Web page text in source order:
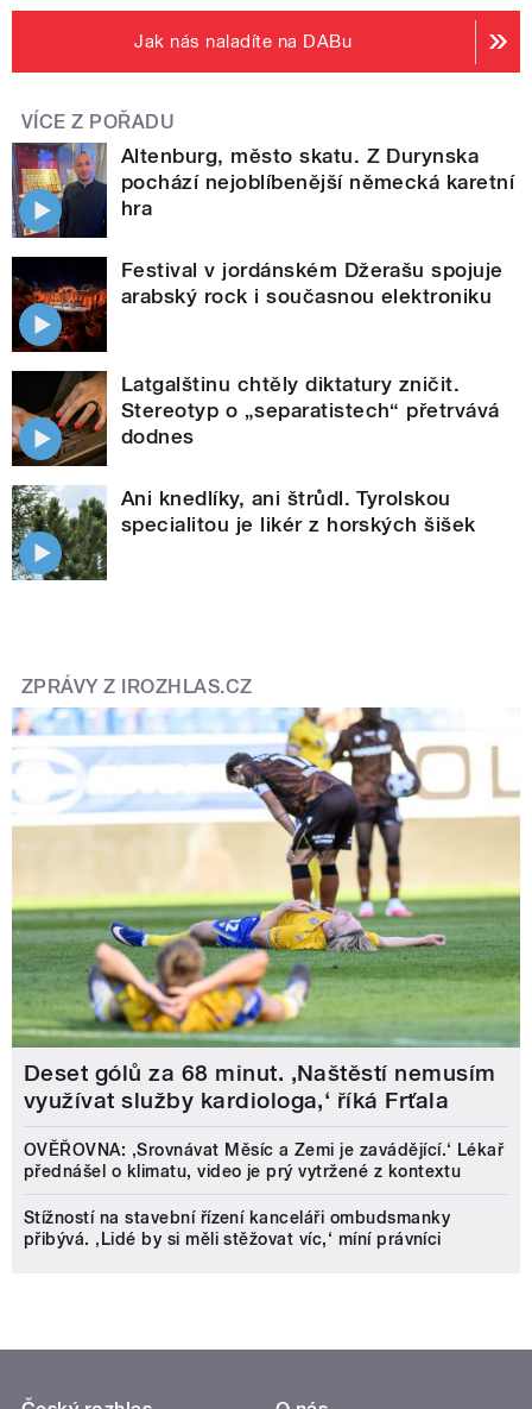
Jak nás naladíte na DABu
VÍCE Z POŘADU
Altenburg, město skatu. Z Durynska
pochází nejoblíbenější německá karetní
hra
Festival v jordánském Džerašu spojuje
arabský rock i současnou elektroniku
Latgalštinu chtěly diktatury zničit.
Stereotyp o „separatistech“ přetrvává
dodnes
Ani knedlíky, ani štrůdl. Tyrolskou
specialitou je likér z horských šišek
ZPRÁVY Z IROZHLAS.CZ
Deset gólů za 68 minut. ,Naštěstí nemusím
využívat služby kardiologa,‘ říká Frťala
OVĚŘOVNA: ‚Srovnávat Měsíc a Zemi je zavádějící.‘ Lékař
přednášel o klimatu, video je prý vytržené z kontextu
Stížností na stavební řízení kanceláři ombudsmanky
přibývá. ‚Lidé by si měli stěžovat víc,‘ míní právníci